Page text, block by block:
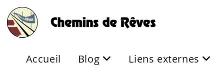
Accueil Blog
Liens externes